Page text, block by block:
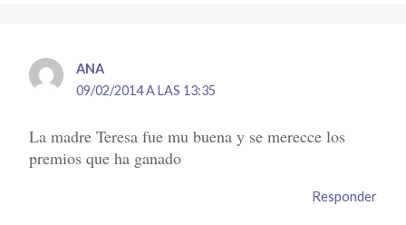
ANA
09/02/2014 A LAS 13:35
La madre Teresa fue mu buena y se merecce los
premios que ha ganado
Responder